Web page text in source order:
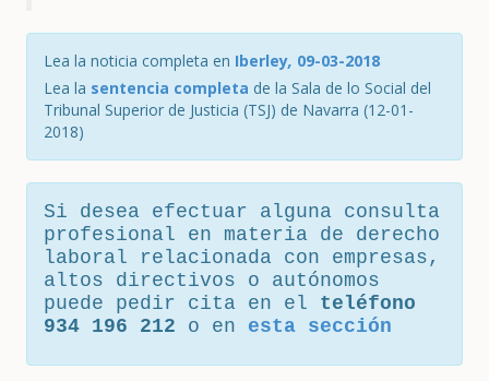
Lea la noticia completa en Iberley, 09-03-2018
Lea la sentencia completa de la Sala de lo Social del
Tribunal Superior de Justicia (TSJ) de Navarra (12-01-
2018)
Si desea efectuar alguna consulta
profesional en materia de derecho
laboral relacionada con empresas,
altos directivos o autónomos
puede pedir cita en el teléfono
934 196 212 o en esta sección